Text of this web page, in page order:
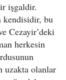
işgaldir.
kendisidir, bu
Cezayir’deki
herkesin
uzakta olanlar